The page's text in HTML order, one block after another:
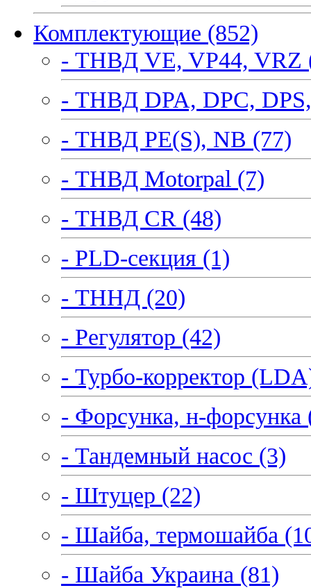
Комплектующие (852)
- ТНВД VE, VP44, VRZ
- ТНВД DPA, DPC,
- ТНВД PE(S), NB (77)
- ТНВД Motorpal (7)
- ТНВД CR (48)
- PLD-секция (1)
- ТННД (20)
- Регулятор (42)
- Турбо-корректор
- Форсунка, н-форсунка
- Тандемный насос (3)
- Штуцер (22)
- Шайба, термошайба
- Шайба Украина (81)